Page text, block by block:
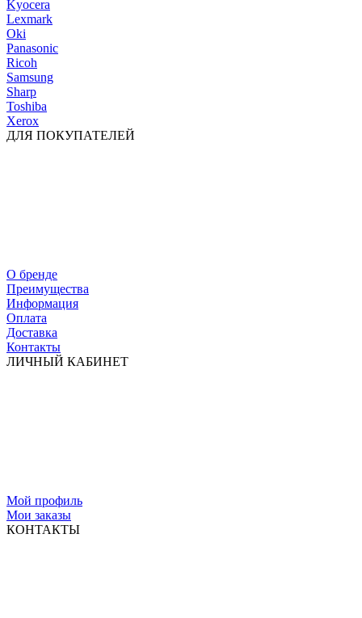
Kyocera
Lexmark
Oki
Panasonic
Ricoh
Samsung
Sharp
Toshiba
Xerox
ДЛЯ ПОКУПАТЕЛЕЙ
О бренде
Преимущества
Информация
Оплата
Доставка
Контакты
ЛИЧНЫЙ КАБИНЕТ
Мой профиль
Мои заказы
КОНТАКТЫ